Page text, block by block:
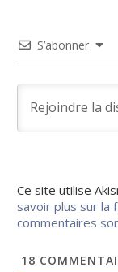
S’abonner
Ce site utilise
savoir plus sur la
commentaires
18